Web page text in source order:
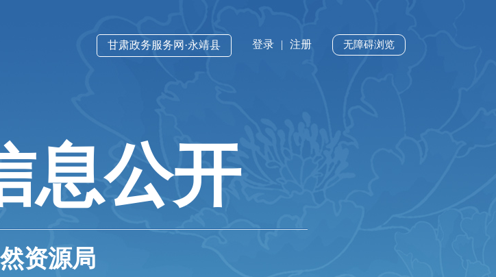
无障碍浏览
登录 | 注册
甘肃政务服务网·永靖县
息公开
资源局